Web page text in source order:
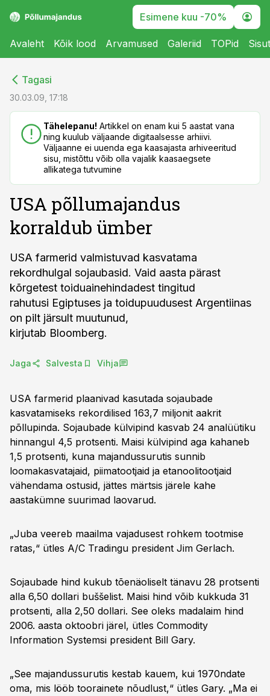
Esimene kuu -70%
Avaleht Kõik lood Arvamused Galeriid TOPid
Tagasi
30.03.09, 17:18
Tähelepanu! Artikkel on enam kui 5 aastat vana
ning kuulub väljaande digitaalsesse arhiivi.
Väljaanne ei uuenda ega kaasajasta arhiveeritud
sisu, mistõttu võib olla vajalik kaasaegsete
allikatega tutvumine
USA põllumajandus
korraldub ümber
USA farmerid valmistuvad kasvatama
rekordhulgal sojaubasid. Vaid aasta pärast
kõrgetest toiduainehindadest tingitud
rahutusi Egiptuses ja toidupuudusest Argentiinas
on pilt järsult muutunud,
kirjutab Bloomberg.
Jaga Salvesta Vihja
USA farmerid plaanivad kasutada sojaubade
kasvatamiseks rekordilised 163,7 miljonit aakrit
põllupinda. Sojaubade külvipind kasvab 24 analüütiku
hinnangul 4,5 protsenti. Maisi külvipind aga kahaneb
1,5 protsenti, kuna majandussurutis sunnib
loomakasvatajaid, piimatootjaid ja etanoolitootjaid
vähendama ostusid, jättes märtsis järele kahe
aastakümne suurimad laovarud.
„Juba veereb maailma vajadusest rohkem tootmise
ratas,“ ütles A/C Tradingu president Jim Gerlach.
Sojaubade hind kukub tõenäoliselt tänavu 28 protsenti
alla 6,50 dollari buššelist. Maisi hind võib kukkuda 31
protsenti, alla 2,50 dollari. See oleks madalaim hind
2006. aasta oktoobri järel, ütles Commodity
Information Systemsi president Bill Gary.
„See majandussurutis kestab kauem, kui 1970ndate
oma, mis lööb toorainete nõudlust,“ ütles Gary. „Ma ei